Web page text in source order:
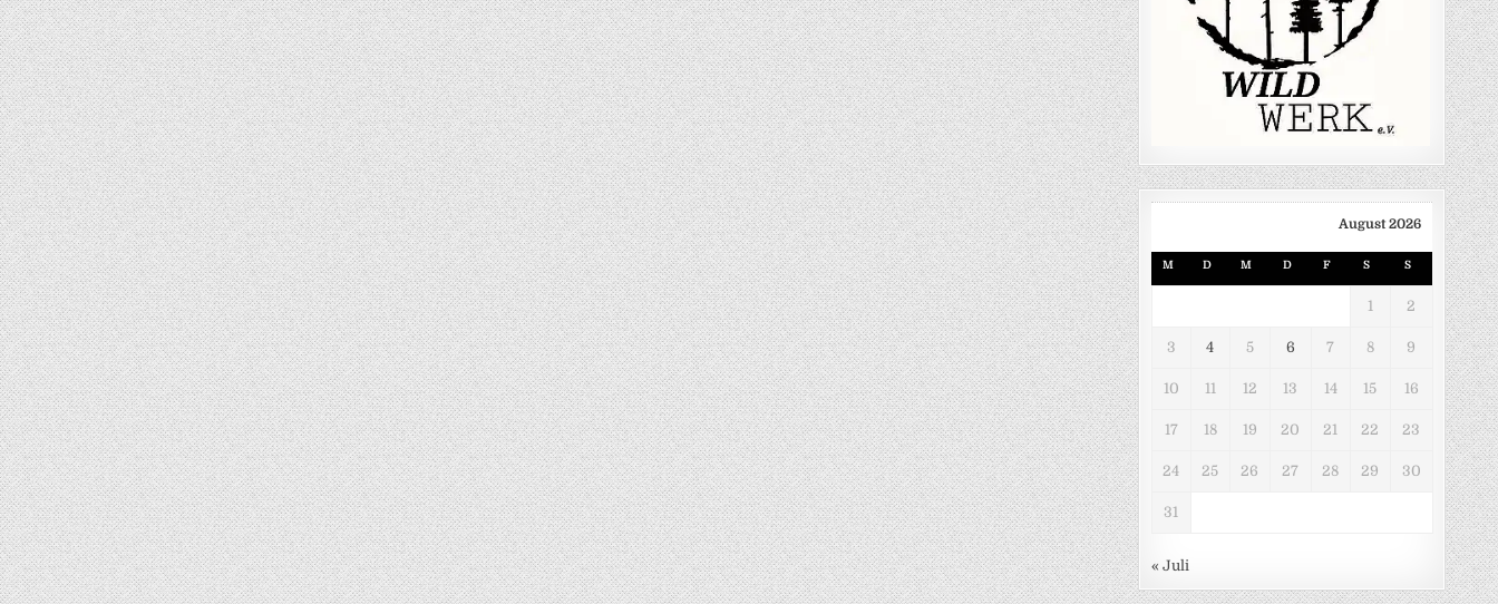
August 2026
M D M D F S S
1 2
3 4 5 6 7 8 9
10 11 12 13 14 15 16
17 18 19 20 21 22 23
24 25 26 27 28 29 30
31
« Juli